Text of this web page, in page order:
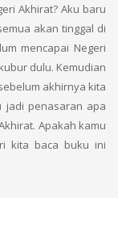
Akhirat? Aku baru
akan tinggal di
mencapai Negeri
dulu. Kemudian
akhirnya kita
jadi penasaran apa
Apakah kamu
kita baca buku ini